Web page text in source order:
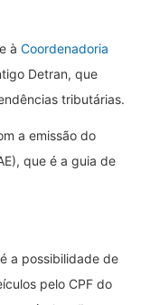
à Coordenadoria
Detran, que
tributárias.
a emissão do
que é a guia de
a possibilidade de
pelo CPF do